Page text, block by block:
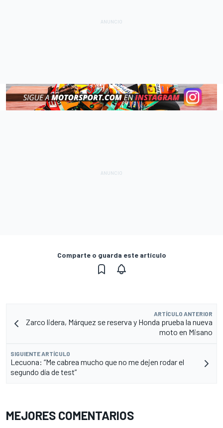
Comparte o guarda este artículo
ARTÍCULO ANTERIOR
Zarco lidera, Márquez se reserva y Honda prueba la nueva
moto en Misano
SIGUIENTE ARTÍCULO
Lecuona: “Me cabrea mucho que no me dejen rodar el
segundo día de test”
MEJORES COMENTARIOS